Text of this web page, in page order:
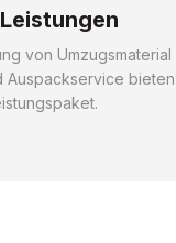
von
Auspackservice